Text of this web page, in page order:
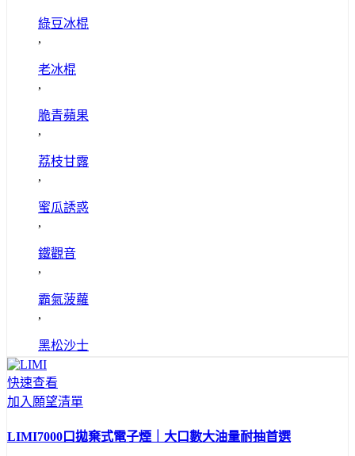
綠豆冰棍
,
老冰棍
,
脆青蘋果
,
荔枝甘露
,
蜜瓜誘惑
,
鐵觀音
,
霸氣菠蘿
,
黑松沙士
快速查看
加入願望清單
LIMI7000口拋棄式電子煙｜大口數大油量耐抽首選